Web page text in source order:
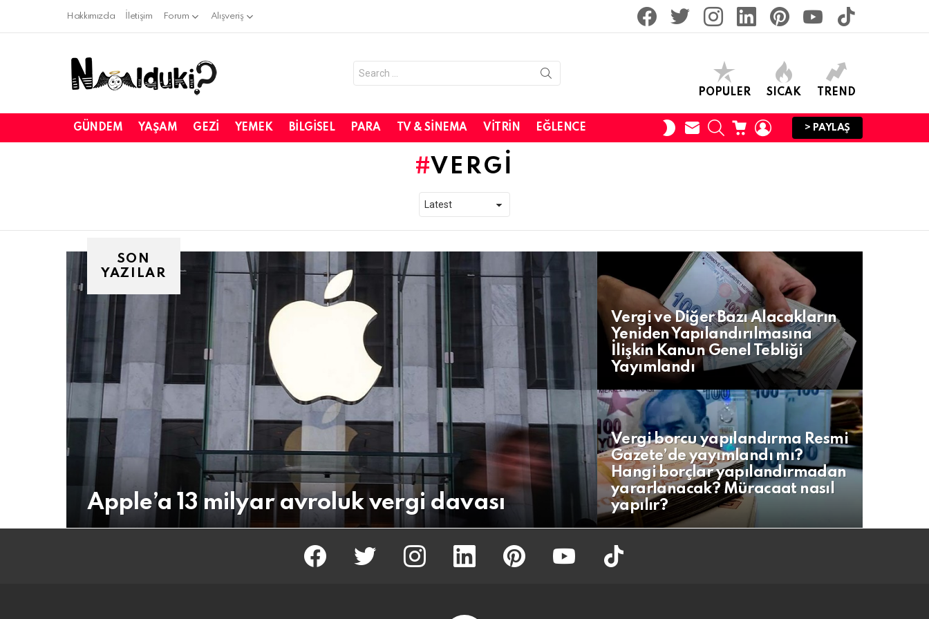
Hakkımızda İletişim Forum Alışveriş
for:
POPULER SICAK TREND
GÜNDEM YAŞAM GEZI YEMEK BILGISEL PARA TV & SINEMA VITRIN EĞLENCE
SWITCH
SKIN
SUBSCRIBE
SEARCHCART LOGIN
> PAYLAŞ
VERGI
SON
YAZILAR
Apple’a 13 milyar avroluk vergi davası
Vergi ve Diğer Bazı Alacakların
Yeniden Yapılandırılmasına
İlişkin Kanun Genel Tebliği
Yayımlandı
Vergi borcu yapılandırma Resmi
Gazete’de yayımlandı mı?
Hangi borçlar yapılandırmadan
yararlanacak? Müracaat nasıl
yapılır?
facebook twitter İnstagram linkedin pinterest tiktok